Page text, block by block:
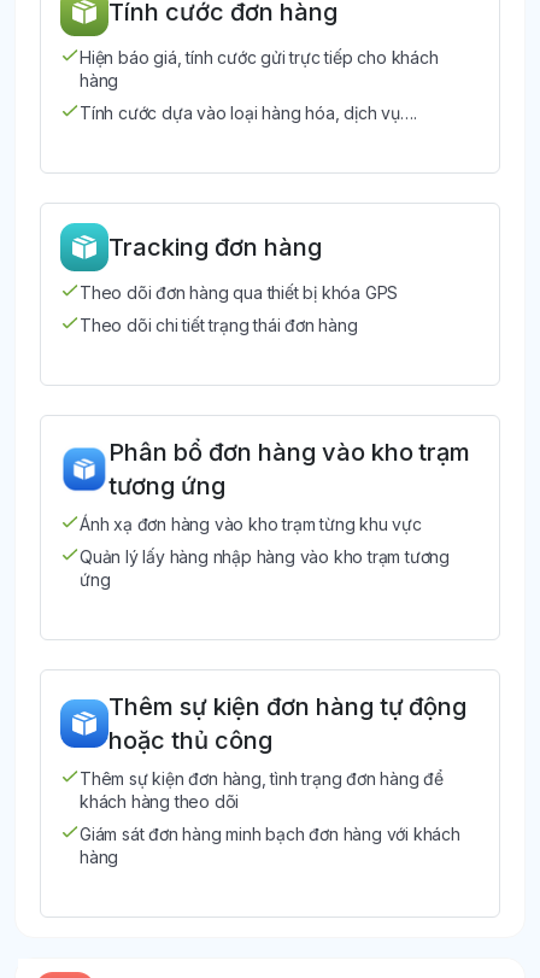
Tính cước đơn hàng
Hiện báo giá, tính cước gửi trực tiếp cho khách
hàng
Tính cước dựa vào loại hàng hóa, dịch vụ….
Tracking đơn hàng
Theo dõi đơn hàng qua thiết bị khóa GPS
Theo dõi chi tiết trạng thái đơn hàng
Phân bổ đơn hàng vào kho trạm
tương ứng
Ánh xạ đơn hàng vào kho trạm từng khu vực
Quản lý lấy hàng nhập hàng vào kho trạm tương
ứng
Thêm sự kiện đơn hàng tự động
hoặc thủ công
Thêm sự kiện đơn hàng, tình trạng đơn hàng để
khách hàng theo dõi
Giám sát đơn hàng minh bạch đơn hàng với khách
hàng